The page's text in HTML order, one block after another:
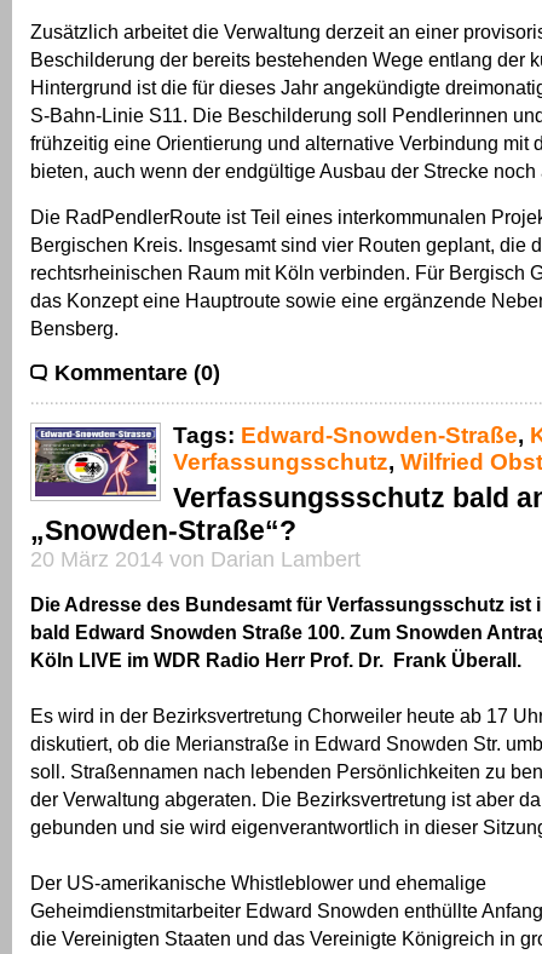
Zusätzlich arbeitet die Verwaltung derzeit an einer
Beschilderung der bereits bestehenden Wege entlang der
Hintergrund ist die für dieses Jahr angekündigte
S-Bahn-Linie S11. Die Beschilderung soll Pendlerinnen
frühzeitig eine Orientierung und alternative Verbindung mit
bieten, auch wenn der endgültige Ausbau der Strecke noch
Die RadPendlerRoute ist Teil eines interkommunalen
Bergischen Kreis. Insgesamt sind vier Routen geplant, die
rechtsrheinischen Raum mit Köln verbinden. Für Bergisch
das Konzept eine Hauptroute sowie eine ergänzende
Bensberg.
Kommentare (0)
Tags: Edward-Snowden-Straße,
Verfassungsschutz, Wilfried Obst
Verfassungssschutz bald
„Snowden-Straße“?
20 März 2014 von Darian Lambert
Die Adresse des Bundesamt für Verfassungsschutz ist
bald Edward Snowden Straße 100. Zum Snowden
Köln LIVE im WDR Radio Herr Prof. Dr. Frank Überall.
Es wird in der Bezirksvertretung Chorweiler heute ab 17
diskutiert, ob die Merianstraße in Edward Snowden Str.
soll. Straßennamen nach lebenden Persönlichkeiten zu
der Verwaltung abgeraten. Die Bezirksvertretung ist aber
gebunden und sie wird eigenverantwortlich in dieser
Der US-amerikanische Whistleblower und ehemalige
Geheimdienstmitarbeiter Edward Snowden enthüllte
die Vereinigten Staaten und das Vereinigte Königreich in